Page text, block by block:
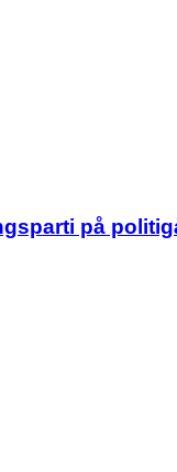
på